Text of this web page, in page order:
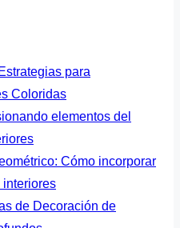
para
Coloridas
elementos del
Cómo incorporar
interiores
de Decoración de